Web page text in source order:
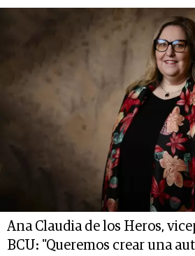
Ana Claudia de los Heros,
BCU: "Queremos crear una